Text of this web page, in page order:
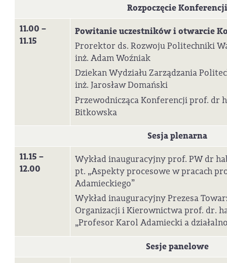
Rozpoczęcie Konferencji
11.00 –
11.15
Powitanie uczestników i otwarcie
Prorektor ds. Rozwoju Politechniki
inż. Adam Woźniak
Dziekan Wydziału Zarządzania
inż. Jarosław Domański
Przewodnicząca Konferencji prof. dr
Bitkowska
Sesja plenarna
11.15 –
12.00
Wykład inauguracyjny prof. PW dr
pt. „Aspekty procesowe w pracach
Adamieckiego”
Wykład inauguracyjny Prezesa
Organizacji i Kierownictwa prof. dr.
„Profesor Karol Adamiecki a
Sesje panelowe